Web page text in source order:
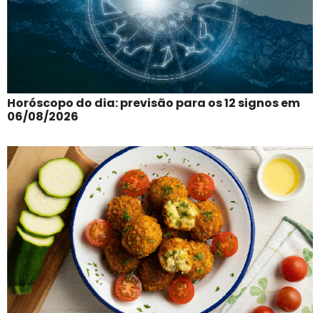
Horóscopo do dia: previsão para os 12 signos em
06/08/2026